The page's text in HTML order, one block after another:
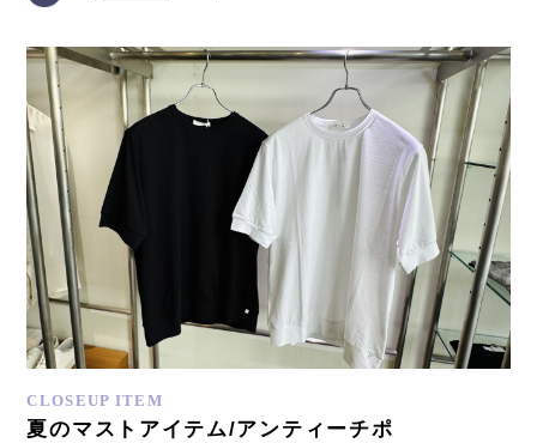
CLOSEUP ITEM
夏のマストアイテム/アンティーチポ